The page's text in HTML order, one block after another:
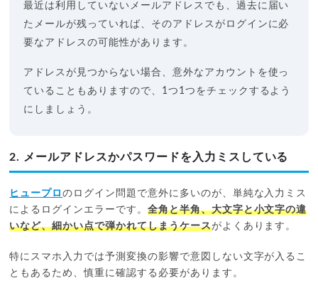
最近は利用していないメールアドレスでも、過去に届い
たメールが残っていれば、そのアドレスがログインに必
要なアドレスの可能性があります。
アドレスが見つからない場合、意外なアカウントを使っ
ていることもありますので、1つ1つをチェックするよう
にしましょう。
2. メールアドレスかパスワードを入力ミスしている
ヒュープロのログイン問題で意外に多いのが、単純な入力ミス
によるログインエラーです。 全角と半角、大文字と小文字の違
いなど、細かい点で弾かれてしまうケースがよくあります。
特にスマホ入力では予測変換の影響で意図しない文字が入るこ
ともあるため、慎重に確認する必要があります。